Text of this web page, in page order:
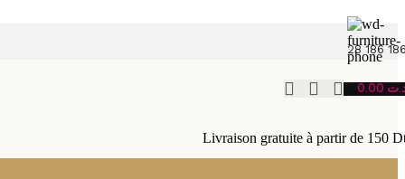
28 186
Livraison gratuite à partir de 150